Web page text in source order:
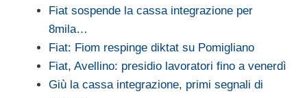
Fiat sospende la cassa integrazione per
8mila…
Fiat: Fiom respinge diktat su Pomigliano
Fiat, Avellino: presidio lavoratori fino a venerdì
Giù la cassa integrazione, primi segnali di